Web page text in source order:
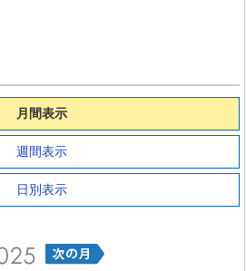
月間表示
週間表示
日別表示